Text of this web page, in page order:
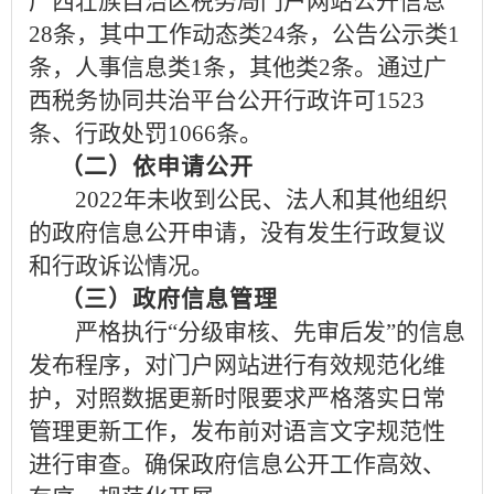
28条，其中工作动态类24条，公告公示类1
条，人事信息类1条，其他类2条。通过广
西税务协同共治平台公开行政许可1523
条、行政处罚1066条。
（二）依申请公开
2022年未收到公民、法人和其他组织
的政府信息公开申请，没有发生行政复议
和行政诉讼情况。
（三）政府信息管理
严格执行“分级审核、先审后发”的信息
发布程序，对门户网站进行有效规范化维
护，对照数据更新时限要求严格落实日常
管理更新工作，发布前对语言文字规范性
进行审查。确保政府信息公开工作高效、